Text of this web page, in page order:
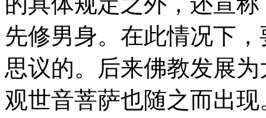
先修男身。在此情况下
思议的。后来佛教发展
观世音菩萨也随之而出